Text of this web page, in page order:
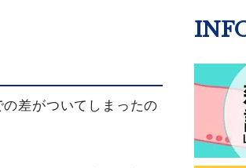
差がついてしまったの